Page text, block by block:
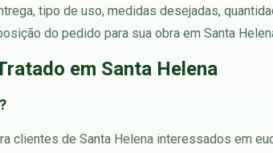
tipo de uso, medidas desejadas,
do pedido para sua obra em Santa
em Santa Helena
clientes de Santa Helena interessados em